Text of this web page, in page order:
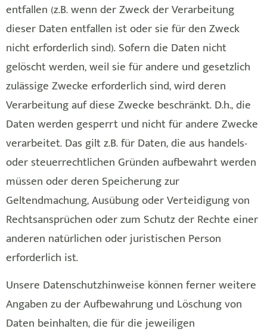
entfallen (z.B. wenn der Zweck der Verarbeitung
dieser Daten entfallen ist oder sie für den Zweck
nicht erforderlich sind). Sofern die Daten nicht
gelöscht werden, weil sie für andere und gesetzlich
zulässige Zwecke erforderlich sind, wird deren
Verarbeitung auf diese Zwecke beschränkt. D.h., die
Daten werden gesperrt und nicht für andere Zwecke
verarbeitet. Das gilt z.B. für Daten, die aus handels-
oder steuerrechtlichen Gründen aufbewahrt werden
müssen oder deren Speicherung zur
Geltendmachung, Ausübung oder Verteidigung von
Rechtsansprüchen oder zum Schutz der Rechte einer
anderen natürlichen oder juristischen Person
erforderlich ist.
Unsere Datenschutzhinweise können ferner weitere
Angaben zu der Aufbewahrung und Löschung von
Daten beinhalten, die für die jeweiligen